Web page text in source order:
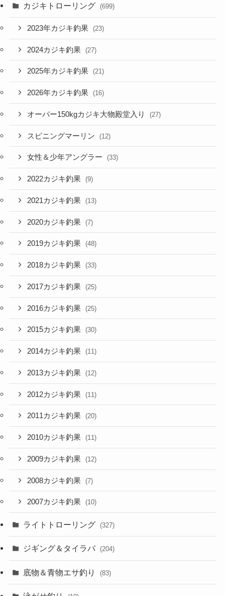
カジキトローリング (699)
2023年カジキ釣果 (23)
2024カジキ釣果 (27)
2025年カジキ釣果 (21)
2026年カジキ釣果 (16)
オーバー150kgカジキ大物殿堂入り (27)
スピニングマーリン (12)
女性＆少年アングラー (33)
2022カジキ釣果 (9)
2021カジキ釣果 (13)
2020カジキ釣果 (7)
2019カジキ釣果 (48)
2018カジキ釣果 (33)
2017カジキ釣果 (25)
2016カジキ釣果 (25)
2015カジキ釣果 (30)
2014カジキ釣果 (11)
2013カジキ釣果 (12)
2012カジキ釣果 (11)
2011カジキ釣果 (20)
2010カジキ釣果 (11)
2009カジキ釣果 (12)
2008カジキ釣果 (7)
2007カジキ釣果 (10)
ライトトローリング (327)
ジギング＆タイラバ (204)
底物＆青物エサ釣り (83)